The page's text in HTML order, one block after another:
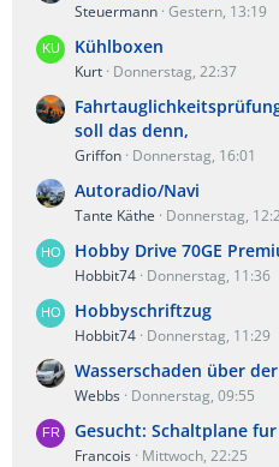
Steuermann Gestern, 13:19
Kühlboxen
Kurt Donnerstag, 22:37
soll das denn,
Griffon Donnerstag, 16:01
Autoradio/Navi
Tante Käthe Donnerstag,
Hobby Drive 70GE
Hobbit74 Donnerstag, 11:36
Hobbyschriftzug
Hobbit74 Donnerstag, 11:29
Wasserschaden über
Webbs Donnerstag, 09:55
Gesucht: Schaltplane
Francois Mittwoch, 22:25